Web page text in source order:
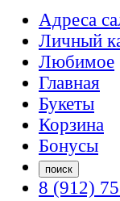
Адреса
Личный
Любимое
Главная
Букеты
Корзина
Бонусы
поиск
8 (912)